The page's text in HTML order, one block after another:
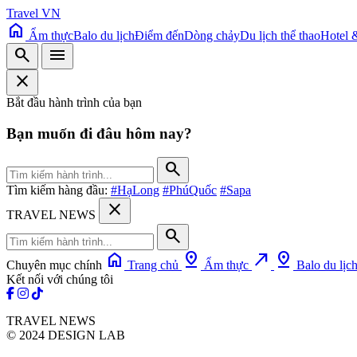
Travel VN
home Ẩm thựcBalo du lịchĐiểm đếnDòng chảyDu lịch thể thaoHotel
search
menu
close
Bắt đầu hành trình của bạn
Bạn muốn đi đâu hôm nay?
search
Tìm kiếm hàng đầu: #HạLong #PhúQuốc #Sapa
TRAVEL NEWS
close
search
Chuyên mục chính home Trang chủ pin_drop Ẩm thực north_east pin_drop Balo du lịch
Kết nối với chúng tôi
TRAVEL NEWS
© 2024 DESIGN LAB